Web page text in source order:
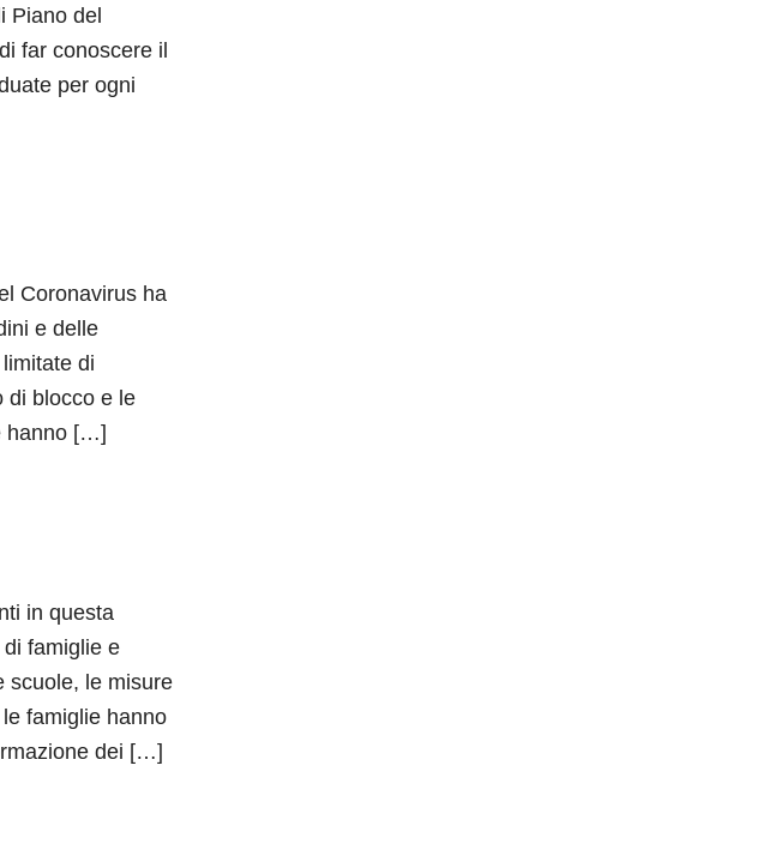
Piano del
far conoscere il
per ogni
Coronavirus ha
e delle
di
di blocco e le
hanno […]
in questa
famiglie e
scuole, le misure
famiglie hanno
dei […]